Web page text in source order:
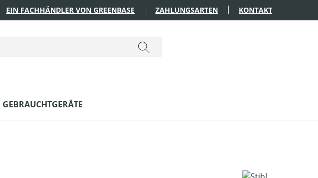
EIN FACHHÄNDLER VON GREENBASE ZAHLUNGSARTEN KONTAKT
GEBRAUCHTGERÄTE